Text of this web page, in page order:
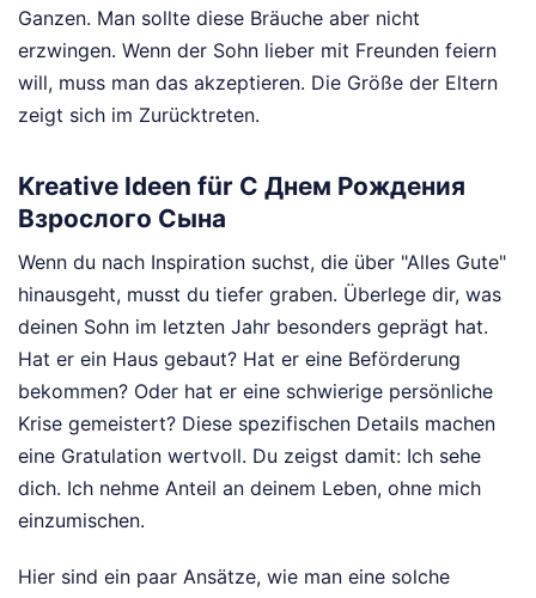
Ganzen. Man sollte diese Bräuche aber nicht
erzwingen. Wenn der Sohn lieber mit Freunden feiern
will, muss man das akzeptieren. Die Größe der Eltern
zeigt sich im Zurücktreten.
Kreative Ideen für С Днем Рождения
Взрослого Сына
Wenn du nach Inspiration suchst, die über "Alles Gute"
hinausgeht, musst du tiefer graben. Überlege dir, was
deinen Sohn im letzten Jahr besonders geprägt hat.
Hat er ein Haus gebaut? Hat er eine Beförderung
bekommen? Oder hat er eine schwierige persönliche
Krise gemeistert? Diese spezifischen Details machen
eine Gratulation wertvoll. Du zeigst damit: Ich sehe
dich. Ich nehme Anteil an deinem Leben, ohne mich
einzumischen.
Hier sind ein paar Ansätze, wie man eine solche